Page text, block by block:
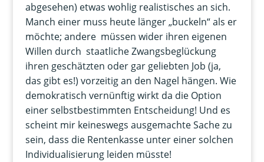
abgesehen) etwas wohlig realistisches an sich.
Manch einer muss heute länger „buckeln“ als er
möchte; andere müssen wider ihren eigenen
Willen durch staatliche Zwangsbeglückung
ihren geschätzten oder gar geliebten Job (ja,
das gibt es!) vorzeitig an den Nagel hängen. Wie
demokratisch vernünftig wirkt da die Option
einer selbstbestimmten Entscheidung! Und es
scheint mir keineswegs ausgemachte Sache zu
sein, dass die Rentenkasse unter einer solchen
Individualisierung leiden müsste!